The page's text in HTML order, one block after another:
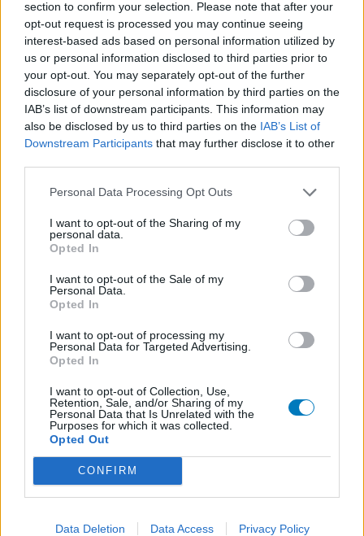
section to confirm your selection. Please note that after your
opt-out request is processed you may continue seeing
interest-based ads based on personal information utilized by
us or personal information disclosed to third parties prior to
your opt-out. You may separately opt-out of the further
disclosure of your personal information by third parties on the
IAB’s list of downstream participants. This information may
also be disclosed by us to third parties on the IAB’s List of
Downstream Participants that may further disclose it to other
Personal Data Processing Opt Outs
I want to opt-out of the Sharing of my
personal data.
Opted In
I want to opt-out of the Sale of my
Personal Data.
Opted In
I want to opt-out of processing my
Personal Data for Targeted Advertising.
Opted In
I want to opt-out of Collection, Use,
Retention, Sale, and/or Sharing of my
Personal Data that Is Unrelated with the
Purposes for which it was collected.
Opted Out
CONFIRM
Data Deletion Data Access Privacy Policy
Volg ons op...
MedicatieCombinatieCheck
Kijk hier voor informatie over zwangerschap.
Samenwerkingen